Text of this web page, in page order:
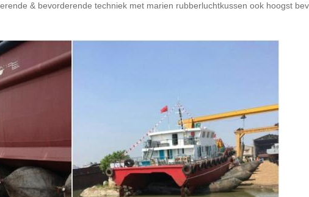
& bevorderende techniek met marien rubberluchtkussen ook hoogst